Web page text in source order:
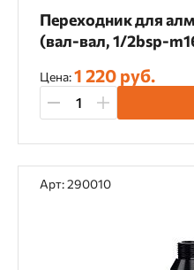
Переходник для
(вал-вал, 1/2bsp-
Цена:1 220 руб.
Арт: 290010